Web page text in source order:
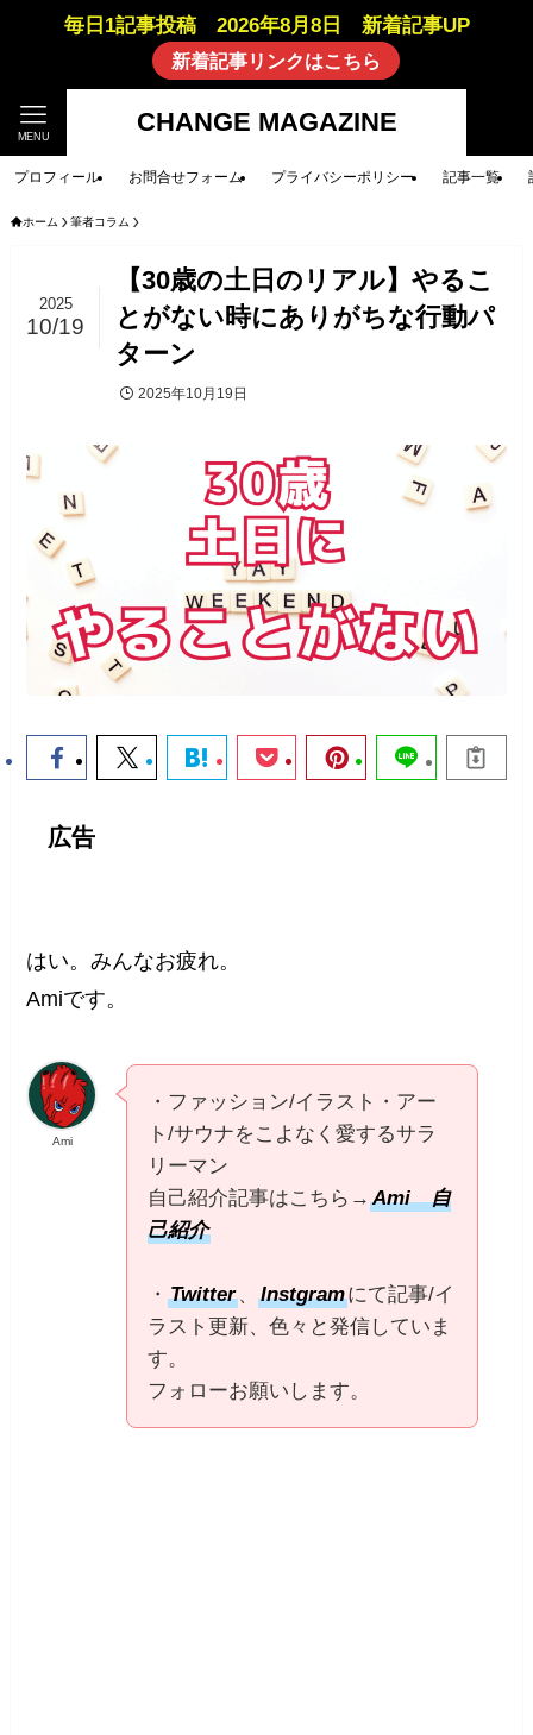
毎日1記事投稿 2026年8月8日 新着記事UP
新着記事リンクはこちら
CHANGE MAGAZINE
MENU
プロフィール お問合せフォーム プライバシーポリシー 記事一覧
ホーム 筆者コラム
【30歳の土日のリアル】やるこ
とがない時にありがちな行動パ
ターン
2025
10/19
2025年10月19日
広告
はい。みんなお疲れ。
Amiです。
Ami
・ファッション/イラスト・アー
ト/サウナをこよなく愛するサラ
リーマン
自己紹介記事はこちら→Ami 自
己紹介
・Twitter、Instgramにて記事/イ
ラスト更新、色々と発信していま
す。
フォローお願いします。